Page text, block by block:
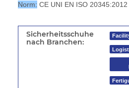
Norm: CE UNI EN ISO 20345:2012
Sicherheitsschuhe
nach Branchen: